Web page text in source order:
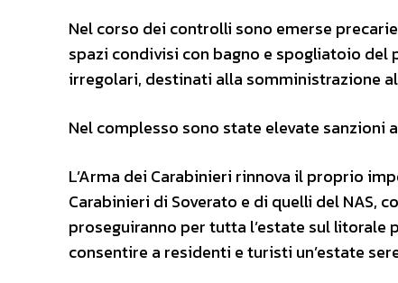
Nel corso dei controlli sono emerse
spazi condivisi con bagno e spogliatoio
irregolari, destinati alla somministrazione
Nel complesso sono state elevate
L’Arma dei Carabinieri rinnova il proprio
Carabinieri di Soverato e di quelli del NAS,
proseguiranno per tutta l’estate sul
consentire a residenti e turisti un’estate